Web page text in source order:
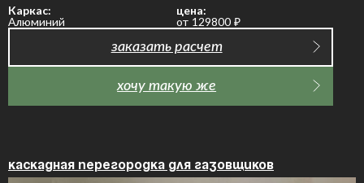
Каркас:
Алюминий
цена:
от 129800 ₽
заказать расчет
хочу такую же
Каскадная перегородка для газовщиков